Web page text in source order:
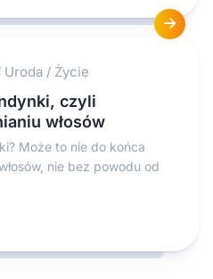
Uroda / Życie
czyli
włosów
Może to nie do końca
nie bez powodu od